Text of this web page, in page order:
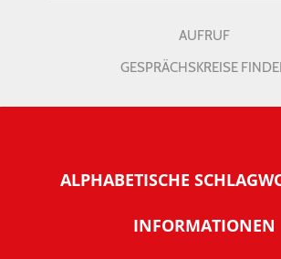
AUFRUF
GESPRÄCHSKREISE
ALPHABETISCHE
INFORMATIONEN